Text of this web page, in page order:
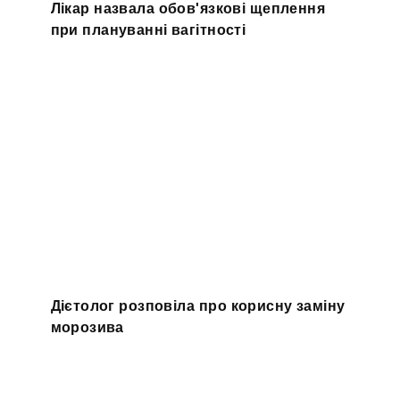
Лікар назвала обов'язкові щеплення
при плануванні вагітності
Дієтолог розповіла про корисну заміну
морозива